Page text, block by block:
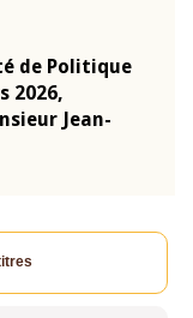
de Politique
2026,
Jean-